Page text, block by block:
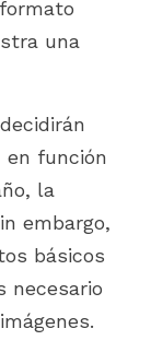
una
en función
la
embargo,
básicos
necesario